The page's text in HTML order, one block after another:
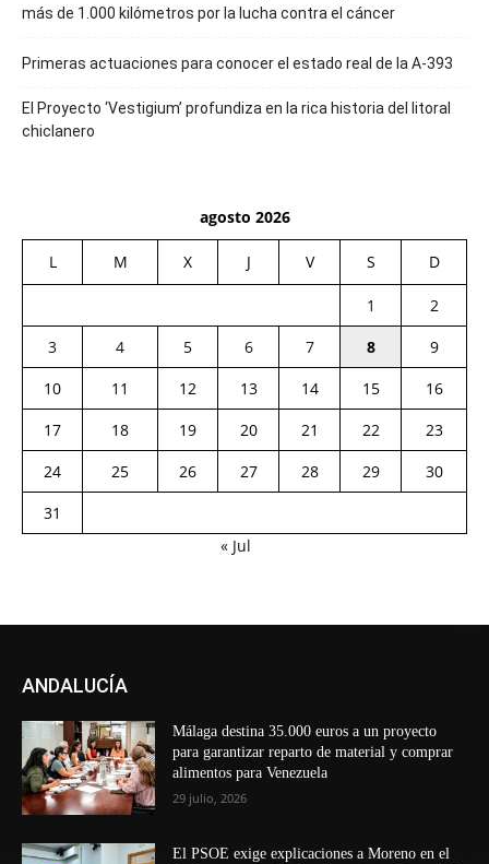
más de 1.000 kilómetros por la lucha contra el cáncer
Primeras actuaciones para conocer el estado real de la A-393
El Proyecto ‘Vestigium’ profundiza en la rica historia del litoral
chiclanero
agosto 2026
L M X J V S D
1
2
3
4 5 6 7 8
9
10
11 12 13 14 15
16
17
18 19 20 21 22
23
24
25 26 27 28 29
30
31
« Jul
ANDALUCÍA
Málaga destina 35.000 euros a un proyecto
para garantizar reparto de material y comprar
alimentos para Venezuela
29 julio, 2026
El PSOE exige explicaciones a Moreno en el